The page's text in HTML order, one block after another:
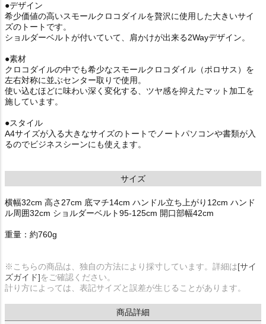
●デザイン
希少価値の高いスモールクロコダイルを贅沢に使用した大きいサイ
ズのトートです。
ショルダーベルトが付いていて、肩かけが出来る2Wayデザイン。
●素材
クロコダイルの中でも希少なスモールクロコダイル（ポロサス）を
左右対称に並ぶセンター取りで使用。
使い込むほどに味わい深く変化する、ツヤ感を抑えたマット加工を
施しています。
●スタイル
A4サイズが入る大きなサイズのトートでノートパソコンや書類が入
るのでビジネスシーンにも使えます。
サイズ
横幅32cm 高さ27cm 底マチ14cm ハンドル立ち上がり12cm ハンド
ル周囲32cm ショルダーベルト95-125cm 開口部幅42cm
重量：約760g
※こちらの商品は、独自の方法により採寸しています。詳細は[サイ
ズガイド]をご確認ください。
計り方によっては、表記サイズと誤差が生じることがあります。
商品詳細